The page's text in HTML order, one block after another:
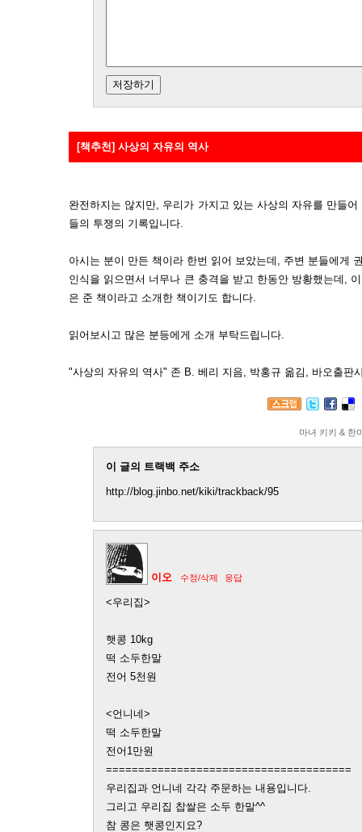
[책추천] 사상의 자유의 역사
완전하지는 않지만, 우리가 가지고 있는 사상의 자유를 만들
들의 투쟁의 기록입니다.
아시는 분이 만든 책이라 한번 읽어 보았는데, 주변 분들에게
인식을 읽으면서 너무나 큰 충격을 받고 한동안 방황했는데,
은 준 책이라고 소개한 책이기도 합니다.
읽어보시고 많은 분등에게 소개 부탁드립니다.
"사상의 자유의 역사" 존 B. 베리 지음, 박홍규 옮김, 바오출판
마녀 키키 & 한
이 글의 트랙백 주소
http://blog.jinbo.net/kiki/trackback/95
이오 수정/삭제 응답
<우리집>
햇콩 10kg
떡 소두한말
전어 5천원
<언니네>
떡 소두한말
전어1만원
======================================
우리집과 언니네 각각 주문하는 내용입니다.
그리고 우리집 찹쌀은 소두 한말^^
참 콩은 햇콩인지요?